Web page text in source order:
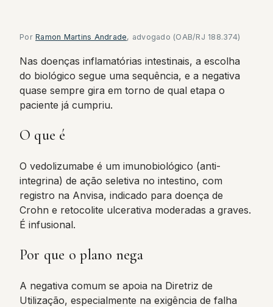
Por Ramon Martins Andrade, advogado (OAB/RJ 188.374)
Nas doenças inflamatórias intestinais, a escolha
do biológico segue uma sequência, e a negativa
quase sempre gira em torno de qual etapa o
paciente já cumpriu.
O que é
O vedolizumabe é um imunobiológico (anti-
integrina) de ação seletiva no intestino, com
registro na Anvisa, indicado para doença de
Crohn e retocolite ulcerativa moderadas a graves.
É infusional.
Por que o plano nega
A negativa comum se apoia na Diretriz de
Utilização, especialmente na exigência de falha